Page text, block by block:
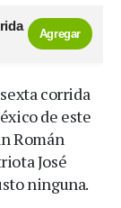
Agregar
corrida
de este
Román
José
ninguna.